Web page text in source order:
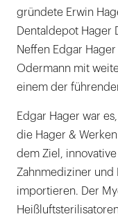
gründete Erwin
Dentaldepot Hager
Neffen Edgar
Odermann mit
einem der
Edgar Hager war
die Hager &
dem Ziel,
Zahnmediziner und
importieren. Der